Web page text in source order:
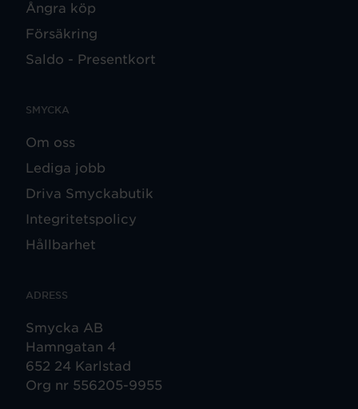
Ångra köp
Försäkring
Saldo - Presentkort
SMYCKA
Om oss
Lediga jobb
Driva Smyckabutik
Integritetspolicy
Hållbarhet
ADRESS
Smycka AB
Hamngatan 4
652 24 Karlstad
Org nr 556205-9955